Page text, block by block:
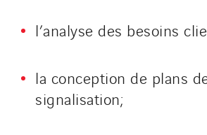
l’analyse des besoins
la conception de plans
signalisation;